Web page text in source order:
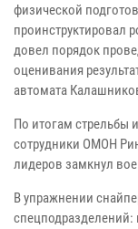
физической
проинструктировал
довел порядок
оценивания
автомата
По итогам стрельбы
сотрудники ОМОН
лидеров замкнул
В упражнении